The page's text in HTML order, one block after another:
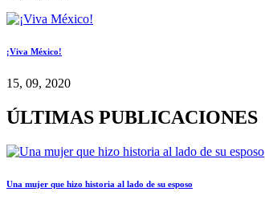
¡Viva México!
15, 09, 2020
ÚLTIMAS PUBLICACIONES
Una mujer que hizo historia al lado de su esposo